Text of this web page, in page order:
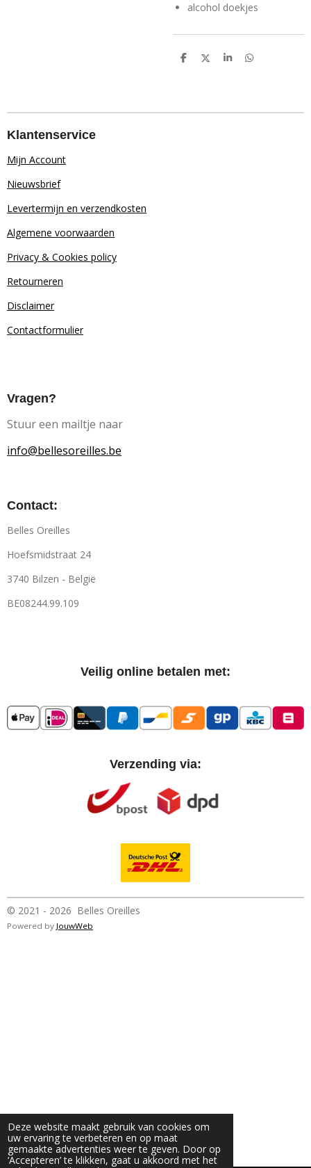
Deze website maakt gebruik van cookies om
uw ervaring te verbeteren en op maat
gemaakte advertenties weer te geven. Door op
‘Accepteren’ te klikken, gaat u akkoord met het
alcohol doekjes
D
D
S
D
Klantenservice
Mijn Account
Nieuwsbrief
Levertermijn en verzendkosten
Algemene voorwaarden
Privacy & Cookies policy
Retourneren
Disclaimer
Contactformulier
Vragen?
Stuur een mailtje naar
info@bellesoreilles.be
Contact:
Belles Oreilles
Hoefsmidstraat 24
3740 Bilzen - België
BE08244.99.109
Veilig online betalen met:
Verzending via:
© 2021 - 2026 Belles Oreilles
Powered by JouwWeb